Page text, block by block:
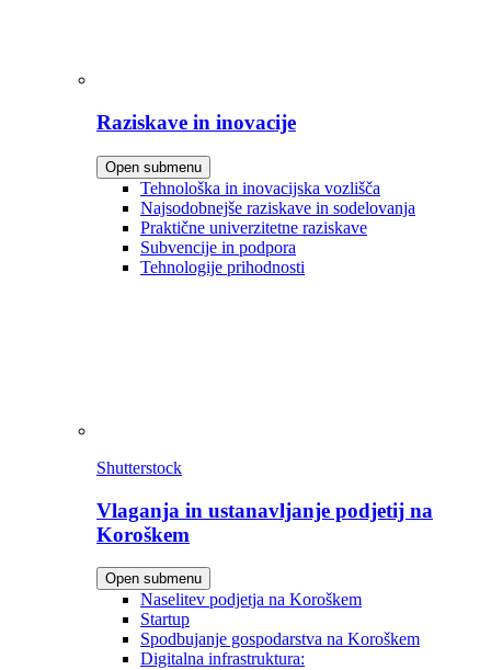
Raziskave in inovacije
Open submenu
Tehnološka in inovacijska vozlišča
Najsodobnejše raziskave in sodelovanja
Praktične univerzitetne raziskave
Subvencije in podpora
Tehnologije prihodnosti
Shutterstock
Vlaganja in ustanavljanje podjetij na
Koroškem
Open submenu
Naselitev podjetja na Koroškem
Startup
Spodbujanje gospodarstva na Koroškem
Digitalna infrastruktura: